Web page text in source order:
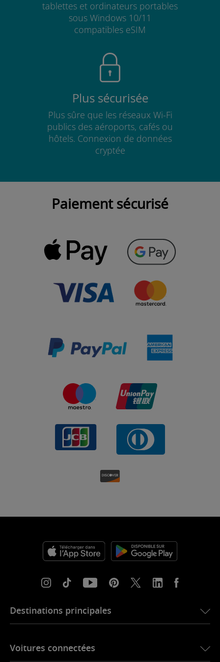
tablettes et ordinateurs portables
sous Windows 10/11
compatibles eSIM
Plus sécurisée
Plus sûre que les réseaux Wi-Fi
publics des aéroports, cafés ou
hôtels. Connexion de données
cryptée
Paiement sécurisé
Destinations principales
eSIM pour l’Europe
Voitures connectées